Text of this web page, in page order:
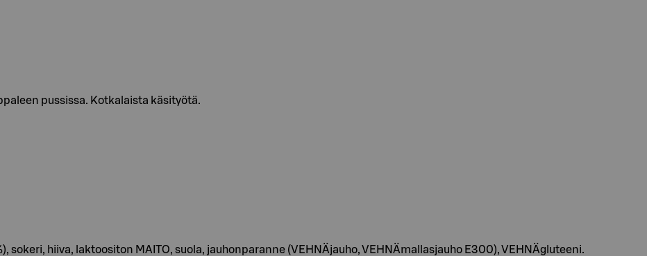
pussissa. Kotkalaista käsityötä.
sokeri, hiiva, laktoositon MAITO, suola, jauhonparanne (VEHNÄjauho, VEHNÄmallasjauho E300), VEHNÄgluteeni.